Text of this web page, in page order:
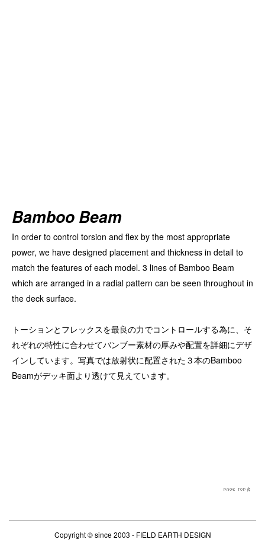
Bamboo Beam
In order to control torsion and flex by the most appropriate
power, we have designed placement and thickness in detail to
match the features of each model. 3 lines of Bamboo Beam
which are arranged in a radial pattern can be seen throughout in
the deck surface.
トーションとフレックスを最良の力でコントロールする為に、そ
れぞれの特性に合わせてバンブー素材の厚みや配置を詳細にデザ
インしています。写真では放射状に配置された３本のBamboo
Beamがデッキ面より透けて見えています。
Copyright ©since 2003 - FIELD EARTH DESIGN